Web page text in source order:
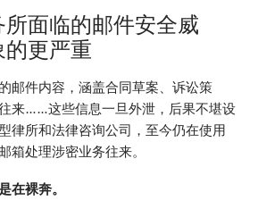
面临的邮件安全威
的更严重
邮件内容，涵盖合同草案、诉讼策
来……这些信息一旦外泄，后果不堪设
律所和法律咨询公司，至今仍在使用
箱处理涉密业务往来。
在裸奔。